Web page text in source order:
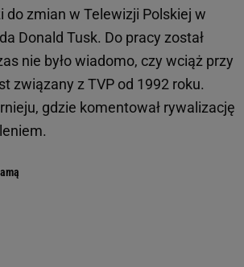
do zmian w Telewizji Polskiej w
Donald Tusk. Do pracy został
nie było wiadomo, czy wciąż przy
związany z TVP od 1992 roku.
gdzie komentował rywalizację